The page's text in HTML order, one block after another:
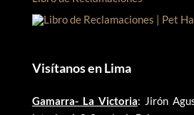
Visítanos en Lima
Gamarra- La Victoria: Jirón